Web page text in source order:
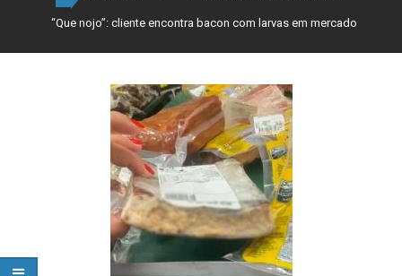
“Que nojo”: cliente encontra bacon com larvas em mercado